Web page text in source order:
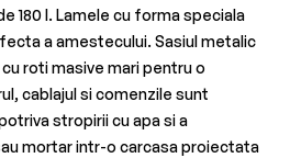
180 l. Lamele cu forma speciala
a amestecului. Sasiul metalic
roti masive mari pentru o
cablajul si comenzile sunt
stropirii cu apa si a
mortar intr-o carcasa proiectata